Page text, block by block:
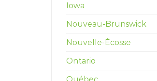
Iowa
Nouveau-Brunswick
Nouvelle-Écosse
Ontario